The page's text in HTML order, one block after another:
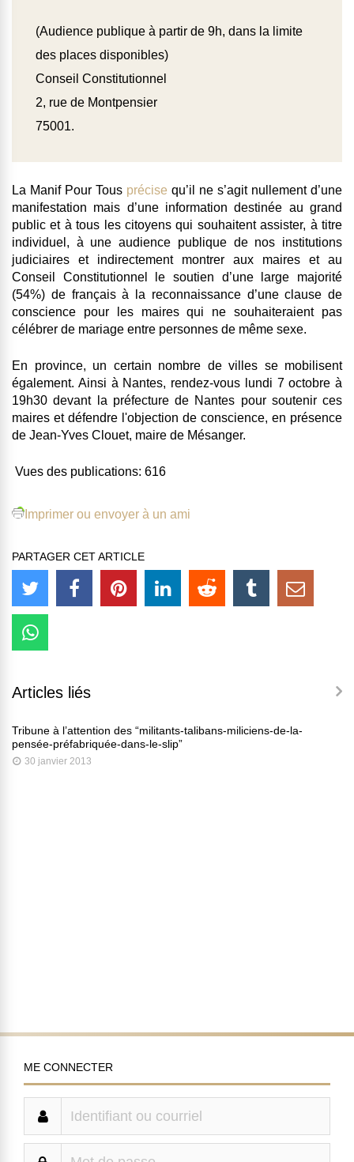
(Audience publique à partir de 9h, dans la limite
des places disponibles)
Conseil Constitutionnel
2, rue de Montpensier
75001.
La Manif Pour Tous précise qu’il ne s’agit nullement d’une
manifestation mais d’une information destinée au grand
public et à tous les citoyens qui souhaitent assister, à titre
individuel, à une audience publique de nos institutions
judiciaires et indirectement montrer aux maires et au
Conseil Constitutionnel le soutien d’une large majorité
(54%) de français à la reconnaissance d’une clause de
conscience pour les maires qui ne souhaiteraient pas
célébrer de mariage entre personnes de même sexe.
En province, un certain nombre de villes se mobilisent
également. Ainsi à Nantes, rendez-vous lundi 7 octobre à
19h30 devant la préfecture de Nantes pour soutenir ces
maires et défendre l'objection de conscience, en présence
de Jean-Yves Clouet, maire de Mésanger.
Vues des publications: 616
Imprimer ou envoyer à un ami
PARTAGER CET ARTICLE
Articles liés
Tribune à l’attention des “militants-talibans-miliciens-de-la-
pensée-préfabriquée-dans-le-slip”
30 janvier 2013
ME CONNECTER